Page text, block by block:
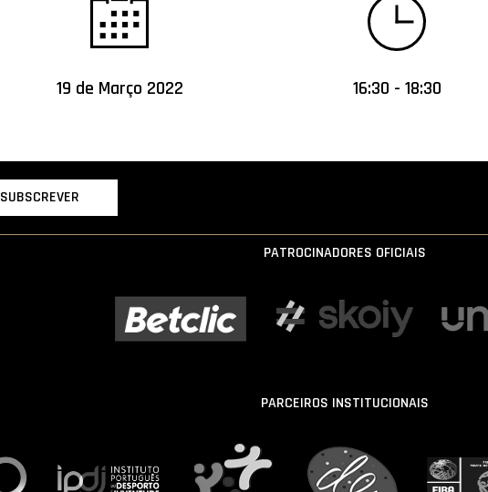
19 de Março 2022 16:30 - 18:30
SUBSCREVER
PATROCINADORES OFICIAIS
PARCEIROS INSTITUCIONAIS